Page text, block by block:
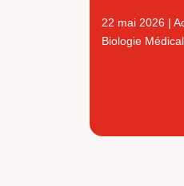
22 mai 2026 |
Biologie